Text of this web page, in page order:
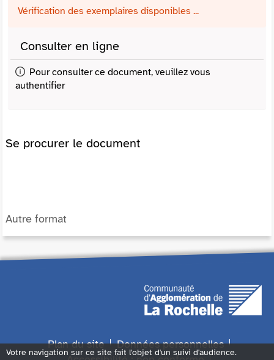
Vérification des exemplaires disponibles ...
Consulter en ligne
Pour consulter ce document, veuillez vous
authentifier
Se procurer le document
Autre format
Plan du site
Données personnelles
Votre navigation sur ce site fait l'objet d'un suivi d'audience.